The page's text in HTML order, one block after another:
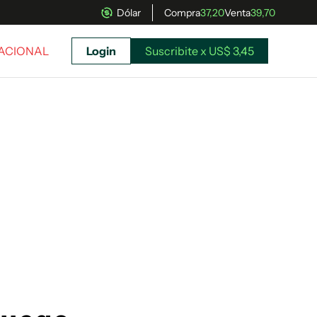
Dólar Compra37,20Venta39,70
Login Suscribite x US$ 3,45